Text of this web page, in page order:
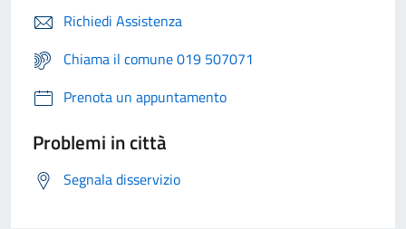
Richiedi Assistenza
Chiama il comune 019 507071
Prenota un appuntamento
Problemi in città
Segnala disservizio